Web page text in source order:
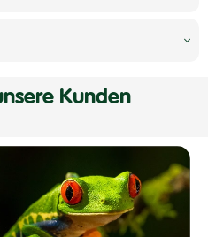
Kunden